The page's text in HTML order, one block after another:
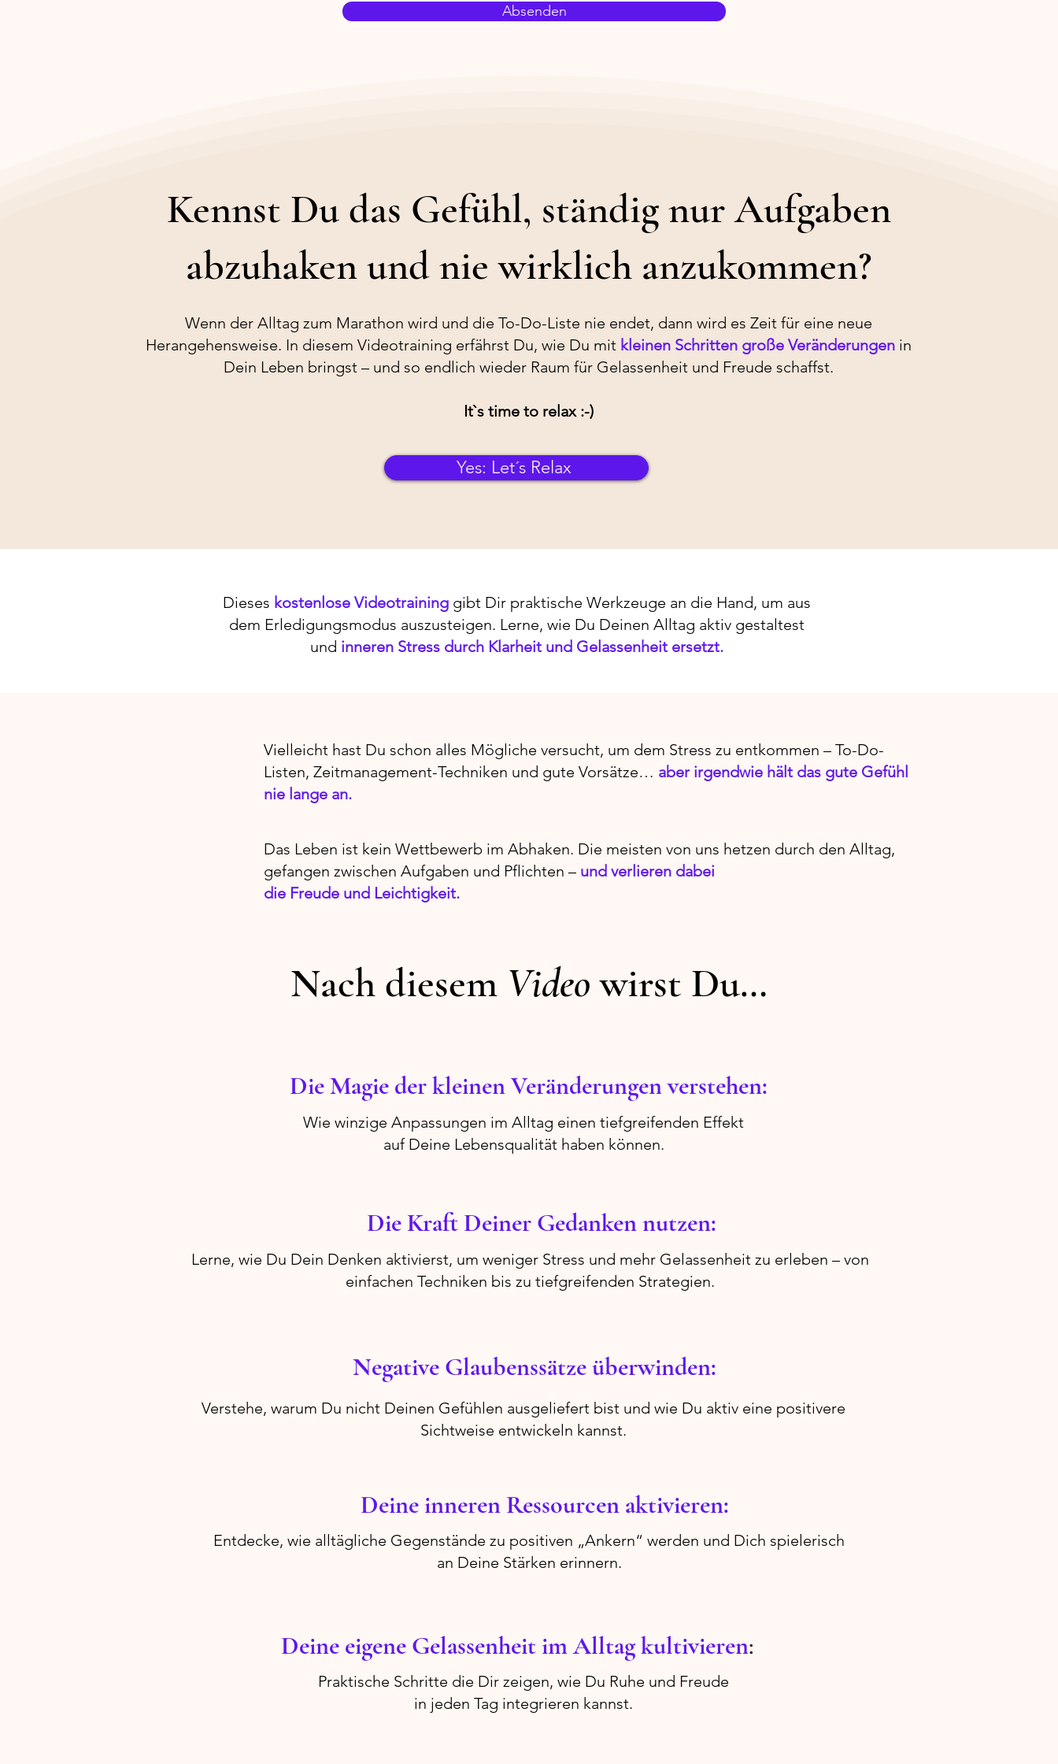
Absenden
Kennst Du das Gefühl, ständig nur Aufgaben
abzuhaken und nie wirklich anzukommen?
Wenn der Alltag zum Marathon wird und die To-Do-Liste nie endet, dann wird es Zeit für eine neue
Herangehensweise. In diesem Videotraining erfährst Du, wie Du mit kleinen Schritten große Veränderungen in
Dein Leben bringst – und so endlich wieder Raum für Gelassenheit und Freude schaffst.
It`s time to relax :-)
Yes: Let´s Relax
Dieses kostenlose Videotraining gibt Dir praktische Werkzeuge an die Hand, um aus
dem Erledigungsmodus auszusteigen. Lerne, wie Du Deinen Alltag aktiv gestaltest
und inneren Stress durch Klarheit und Gelassenheit ersetzt.
Vielleicht hast Du schon alles Mögliche versucht, um dem Stress zu entkommen – To-Do-
Listen, Zeitmanagement-Techniken und gute Vorsätze… aber irgendwie hält das gute Gefühl
nie lange an.
Das Leben ist kein Wettbewerb im Abhaken. Die meisten von uns hetzen durch den Alltag,
gefangen zwischen Aufgaben und Pflichten – und verlieren dabei
die Freude und Leichtigkeit.
Nach diesem Videowirst Du…
Die Magie der kleinen Veränderungen verstehen:
Wie winzige Anpassungen im Alltag einen tiefgreifenden Effekt
auf Deine Lebensqualität haben können.
Die Kraft Deiner Gedanken nutzen:
Lerne, wie Du Dein Denken aktivierst, um weniger Stress und mehr Gelassenheit zu erleben – von
einfachen Techniken bis zu tiefgreifenden Strategien.
Negative Glaubenssätze überwinden:
Verstehe, warum Du nicht Deinen Gefühlen ausgeliefert bist und wie Du aktiv eine positivere
Sichtweise entwickeln kannst.
​Deine inneren Ressourcen aktivieren:
Entdecke, wie alltägliche Gegenstände zu positiven „Ankern“ werden und Dich spielerisch
an Deine Stärken erinnern.
Deine eigene Gelassenheit im Alltag kultivieren:
Praktische Schritte die Dir zeigen, wie Du Ruhe und Freude
in jeden Tag integrieren kannst.